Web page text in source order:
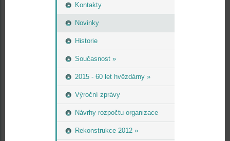
Kontakty
Novinky
Historie
Současnost »
2015 - 60 let hvězdárny »
Výroční zprávy
Návrhy rozpočtu organizace
Rekonstrukce 2012 »